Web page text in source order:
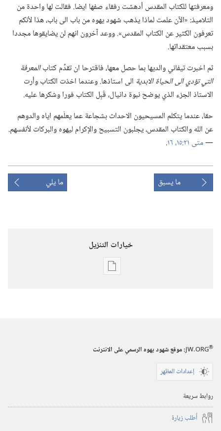
ومعرفتها للكتاب المقدس أدهشت رفقاء صفها ايضا.‏ فقالت لها واحدة من
التلاميذ:‏ «الآن علمت لماذا يذهب شهود يهوه من باب الى باب،‏ هذا لأنكم
تعرفون الكثير عن الكتاب المقدس».‏ ووعد آخرون انهم لن يضايقوها مجددا
بسبب معتقداتها.‏
ثم اخبرت تيفاني والديها بما حصل معها،‏ فاقترحا ان تقدِّم كتابالمعرفة
التي تؤدي الى الحياة الابدية الى استاذها.‏ وعندما اخذت الكتاب وأرت
الاستاذ الجزء الذي يوضح نبوة دانيال،‏ قَبِل الكتاب فورا وشكرها عليه.‏
حقا،‏ عندما يتكلم المسيحيون الاحداث بشجاعة عما يعلّمهم اياه والدوهم
عن الله والكتاب المقدس،‏ يجلبون التسبيح والإكرام ليهوه والبركات لأنفسهم.‏
—‏متى ٢١:‏١٥،‏ ١٦ ‏.‏
ما يسبق ما يلي
خيارات التنزيل
خيارات
الدراسية)‏
‎٢٠٠٠
JW.ORG®
:‏ موقع شهود يهوه الرسمي على الانترنت
إعدادات المظهر
روابط سريعة
أُطلب زيارة